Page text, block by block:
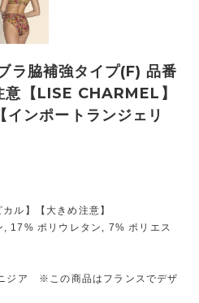
脇補強タイプ(F) 品番
【LISE CHARMEL】
インポートランジェリ
ル】【大きめ注意】
17% ポリウレタン, 7% ポリエス
ジア ※この商品はフランスでデザ